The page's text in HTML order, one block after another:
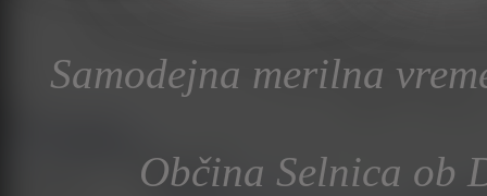
Samodejna merilna
Občina Selnica ob